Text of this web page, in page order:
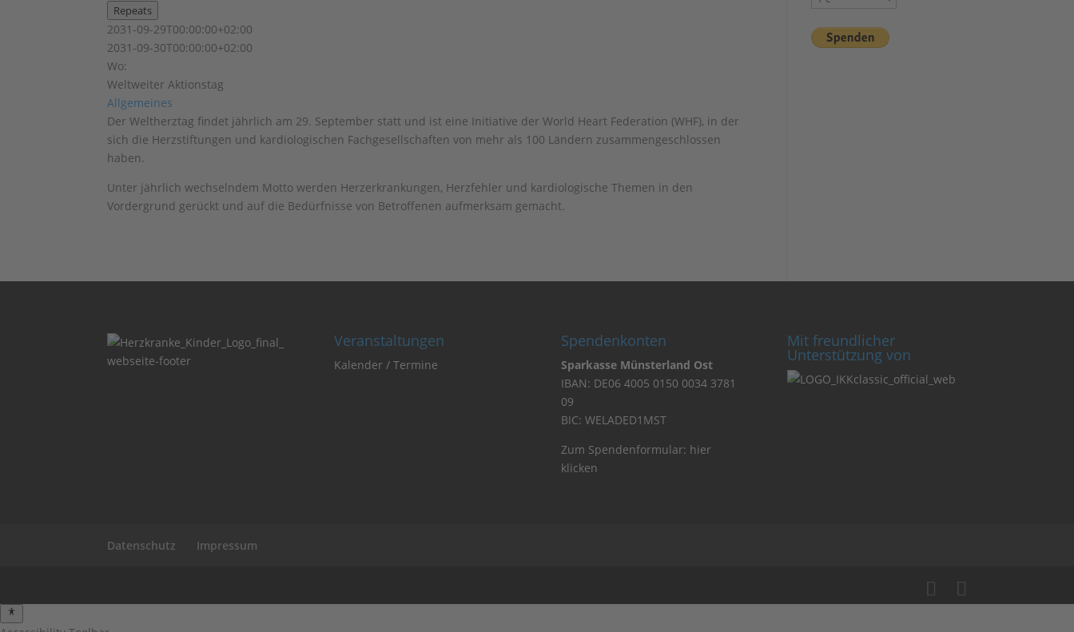
Repeats
2031-09-29T00:00:00+02:00
2031-09-30T00:00:00+02:00
Wo:
Weltweiter Aktionstag
Allgemeines
Der Weltherztag findet jährlich am 29. September statt und ist eine Initiative der World Heart Federation (WHF), in der
sich die Herzstiftungen und kardiologischen Fachgesellschaften von mehr als 100 Ländern zusammengeschlossen
haben.
Unter jährlich wechselndem Motto werden Herzerkrankungen, Herzfehler und kardiologische Themen in den
Vordergrund gerückt und auf die Bedürfnisse von Betroffenen aufmerksam gemacht.
Veranstaltungen
Kalender / Termine
Spendenkonten
Sparkasse Münsterland Ost
IBAN: DE06 4005 0150 0034 3781
09
BIC: WELADED1MST
Zum Spendenformular: hier
klicken
Mit freundlicher
Unterstützung von
Datenschutz Impressum